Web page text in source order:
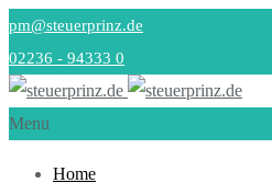
pm@steuerprinz.de
02236 - 94333 0
Menu
Home